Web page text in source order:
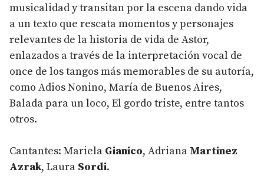
musicalidad y transitan por la escena dando vida
a un texto que rescata momentos y personajes
relevantes de la historia de vida de Astor,
enlazados a través de la interpretación vocal de
once de los tangos más memorables de su autoría,
como Adios Nonino, María de Buenos Aires,
Balada para un loco, El gordo triste, entre tantos
otros.
Cantantes: Mariela Gianico, Adriana Martinez
Azrak, Laura Sordi.